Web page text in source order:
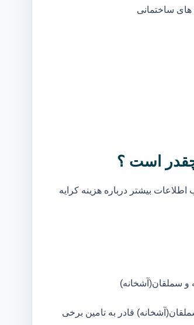
های ساختمانی
چقدر است ؟
بیشتر درباره هزینه کرایه
و سملقان(آشخانه)
قادر به تامین برخی